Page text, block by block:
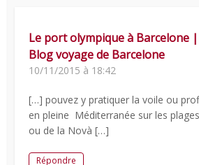
Le port olympique à Barcelone
Blog voyage de Barcelone
10/11/2015 à 18:42
[…] pouvez y pratiquer la voile ou
en pleine Méditerranée sur les
ou de la Novà […]
Répondre